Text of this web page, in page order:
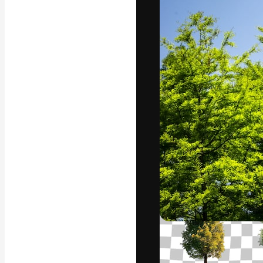
La
migliori lavori.
creativi,
Italiano
Copyright © 2010-